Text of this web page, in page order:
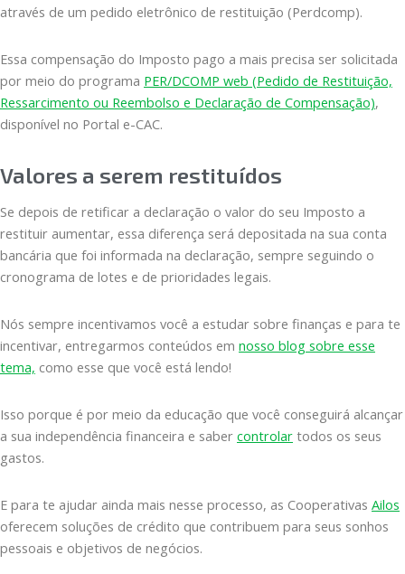
através de um pedido eletrônico de restituição (Perdcomp).
Essa compensação do Imposto pago a mais precisa ser solicitada
por meio do programa PER/DCOMP web (Pedido de Restituição,
Ressarcimento ou Reembolso e Declaração de Compensação),
disponível no Portal e-CAC.
Valores a serem restituídos
Se depois de retificar a declaração o valor do seu Imposto a
restituir aumentar, essa diferença será depositada na sua conta
bancária que foi informada na declaração, sempre seguindo o
cronograma de lotes e de prioridades legais.
Nós sempre incentivamos você a estudar sobre finanças e para te
incentivar, entregarmos conteúdos em nosso blog sobre esse
tema, como esse que você está lendo!
Isso porque é por meio da educação que você conseguirá alcançar
a sua independência financeira e saber controlar todos os seus
gastos.
E para te ajudar ainda mais nesse processo, as Cooperativas Ailos
oferecem soluções de crédito que contribuem para seus sonhos
pessoais e objetivos de negócios.